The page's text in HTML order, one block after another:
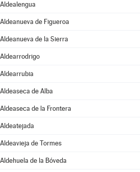
Aldealengua
Aldeanueva de Figueroa
Aldeanueva de la Sierra
Aldearrodrigo
Aldearrubia
Aldeaseca de Alba
Aldeaseca de la Frontera
Aldeatejada
Aldeavieja de Tormes
Aldehuela de la Bóveda